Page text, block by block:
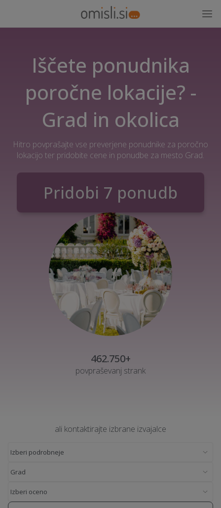
Iščete ponudnika
poročne lokacije? -
Grad in okolica
Hitro povprašajte vse preverjene ponudnike za poročno
lokacijo ter pridobite cene in ponudbe za mesto Grad.
Pridobi 7 ponudb
462.750+
povpraševanj strank
ali kontaktirajte izbrane izvajalce